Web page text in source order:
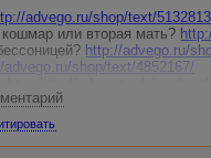
advego.ru/shop/text/
или вторая мать?
http://advego.ru/
advego.ru/shop/text/4852167/
волосы с помощью
text/4837115/